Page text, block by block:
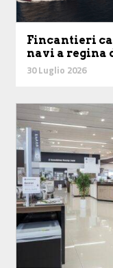
Fincantieri
navi a regina
30 Luglio 2026